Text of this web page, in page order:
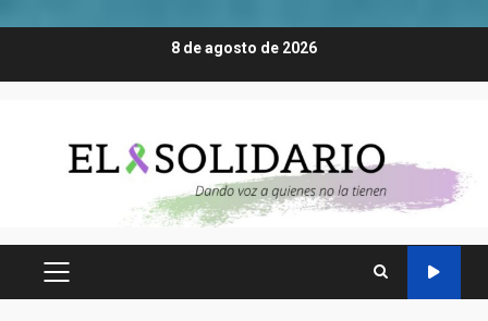
8 de agosto de 2026
MENÚ